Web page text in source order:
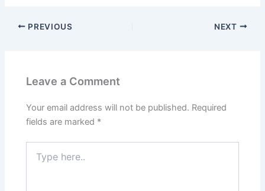
PREVIOUS NEXT
Leave a Comment
Your email address will not be published. Required
fields are marked *
here..